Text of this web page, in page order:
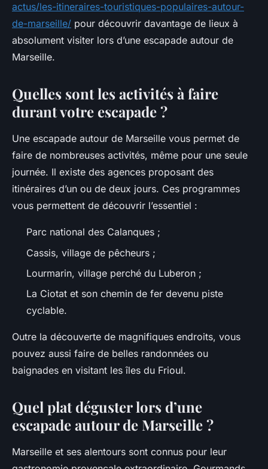
actus/les-itineraires-touristiques-populaires-autour-
de-marseille/ pour découvrir davantage de lieux à
absolument visiter lors d’une escapade autour de
Marseille.
Quelles sont les activités à faire
durant votre escapade ?
Une escapade autour de Marseille vous permet de
faire de nombreuses activités, même pour une seule
journée. Il existe des agences proposant des
itinéraires d’un ou de deux jours. Ces programmes
vous permettent de découvrir l’essentiel :
Parc national des Calanques ;
Cassis, village de pêcheurs ;
Lourmarin, village perché du Luberon ;
La Ciotat et son chemin de fer devenu piste
cyclable.
Outre la découverte de magnifiques endroits, vous
pouvez aussi faire de belles randonnées ou
baignades en visitant les îles du Frioul.
Quel plat déguster lors d’une
escapade autour de Marseille ?
Marseille et ses alentours sont connus pour leur